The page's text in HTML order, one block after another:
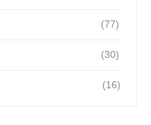
(77)
(30)
(16)